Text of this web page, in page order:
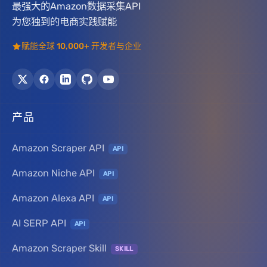
最强大的Amazon数据采集API
为您独到的电商实践赋能
赋能全球 10,000+ 开发者与企业
产品
Amazon Scraper API API
Amazon Niche API API
Amazon Alexa API API
AI SERP API API
Amazon Scraper Skill SKILL